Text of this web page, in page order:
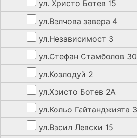
ул. Христо Ботев 15
ул.Велчова завера 4
ул.Независимост 3
ул.Стефан Стамболов 30
ул.Козлодуй 2
ул.Христо Ботев 2А
ул.Кольо Гайтанджията 3
ул.Васил Левски 15